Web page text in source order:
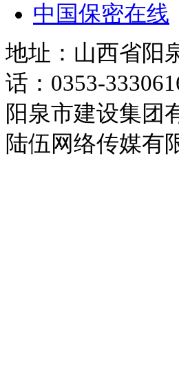
中国保密在线
地址：山西省
话：0353-
阳泉市建设集团
陆伍网络传媒有